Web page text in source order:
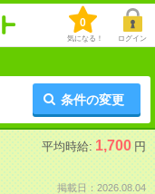
0
気になる！ ログイン
条件の変更
平均時給: 1,700 円
掲載日：2026.08.04